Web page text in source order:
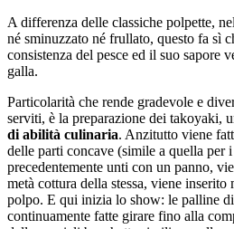
A differenza delle classiche polpette,
né sminuzzato né frullato, questo fa sì
consistenza del pesce ed il suo sapore
galla.
Particolarità che rende gradevole e
serviti, è la preparazione dei takoyaki,
di abilità culinaria. Anzitutto viene
delle parti concave (simile a quella
precedentemente unti con un panno,
metà cottura della stessa, viene inserito
polpo. E qui inizia lo show: le palline
continuamente fatte girare fino alla